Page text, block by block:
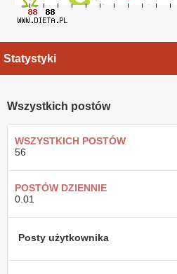
Statystyki
Wszystkich postów
WSZYSTKICH POSTÓW
56
POSTÓW DZIENNIE
0.01
Posty użytkownika